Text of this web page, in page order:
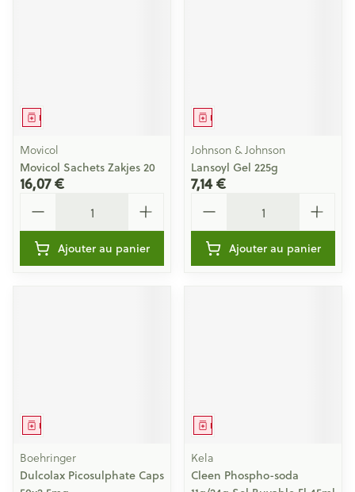
Médicament
Movicol
Movicol Sachets Zakjes 20
16,07 €
Ajouter au panier
Médicament
Johnson & Johnson
Lansoyl Gel 225g
7,14 €
Ajouter au panier
Médicament
Boehringer
Dulcolax Picosulphate Caps
Médicament
Kela
Cleen Phospho-soda